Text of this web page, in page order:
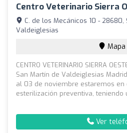
Centro Veterinario Sierra
C. de los Mecánicos 10 - 28680,
Valdeiglesias
Mapa
CENTRO VETERINARIO SIERRA
San Martín de Valdeiglesias
al 03 de noviembre estaremos en
esterilización preventiva, teniendo
Ver